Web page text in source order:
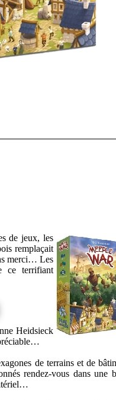
de jeux, les
remplaçait
merci… Les
ce terrifiant
Heidsieck
de terrains et de
rendez-vous dans une